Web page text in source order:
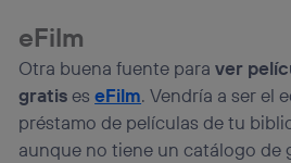
eFilm
Otra buena fuente paraver
gratiseseFilm. Vendría a ser el
préstamo de películas de tu
aunque no tiene un catálogo de